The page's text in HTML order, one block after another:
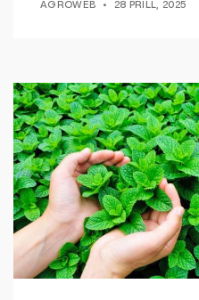
AGROWEB 28 PRILL, 2025